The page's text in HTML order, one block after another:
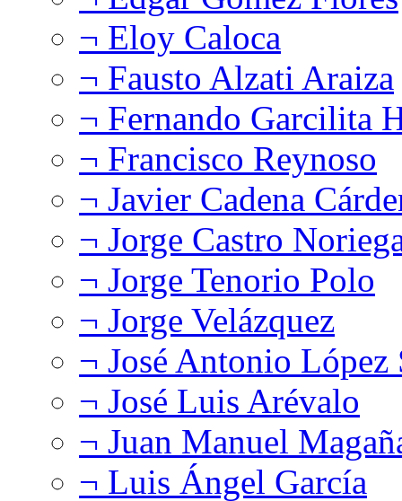
¬ Eloy Caloca
¬ Fausto Alzati Araiza
¬ Fernando Garcilita
¬ Francisco Reynoso
¬ Javier Cadena
¬ Jorge Castro
¬ Jorge Tenorio Polo
¬ Jorge Velázquez
¬ José Antonio López
¬ José Luis Arévalo
¬ Juan Manuel
¬ Luis Ángel García